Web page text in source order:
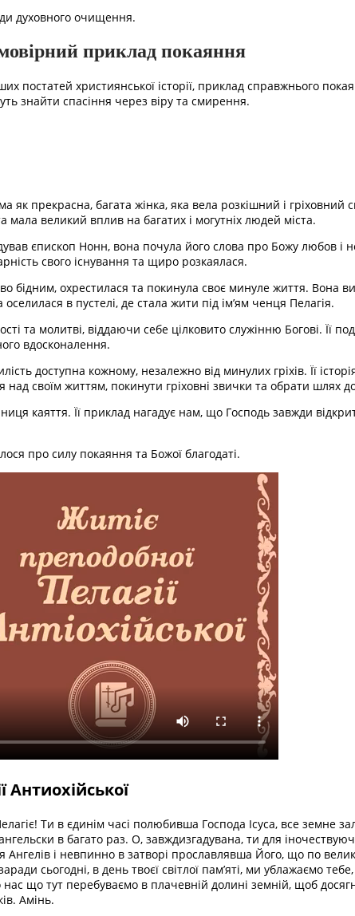
духовного очищення.
приклад покаяння
постатей християнської історії, приклад справжнього
знайти спасіння через віру та смирення.
як прекрасна, багата жінка, яка вела розкішний і
великий вплив на багатих і могутніх людей міста.
єпископ Нонн, вона почула його слова про Божу любов і
свого існування та щиро розкаялася.
бідним, охрестилася та покинула своє минуле життя. Вона
в пустелі, де стала жити під ім’ям ченця Пелагія.
та молитві, віддаючи себе цілковито служінню Богові. Її
вдосконалення.
доступна кожному, незалежно від минулих гріхів. Її
своїм життям, покинути гріховні звички та обрати шлях
каяття. Її приклад нагадує нам, що Господь завжди
про силу покаяння та Божої благодаті.
Антиохійської
Ти в єдинім часі полюбивша Господа Ісуса, все земне
в багато раз. О, завждизгадувана, ти для
і невпинно в затворі прославлявша Його, що по
сьогодні, в день твоєї світлої пам’яті, ми ублажаємо
нас що тут перебуваємо в плачевній долині земній, щоб
Амінь.